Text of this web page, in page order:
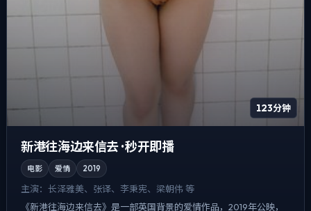
123分钟
新港往海边来信去 · 秒开即播
电影 爱情 2019
主演： 长泽雅美、张译、李秉宪、梁朝伟 等
《新港往海边来信去》是一部英国背景的爱情作品，2019年公映，